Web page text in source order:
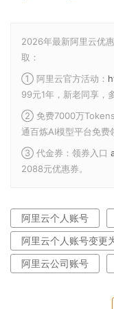
2026年最新阿里云优
取：
① 阿里云官方活动：
99元1年，新老同享，
② 免费7000万Tokens
通百炼AI模型平台免
③ 代金券：领券入口
2088元优惠券。
阿里云个人账号
阿里云个人账号变更
阿里云公司账号